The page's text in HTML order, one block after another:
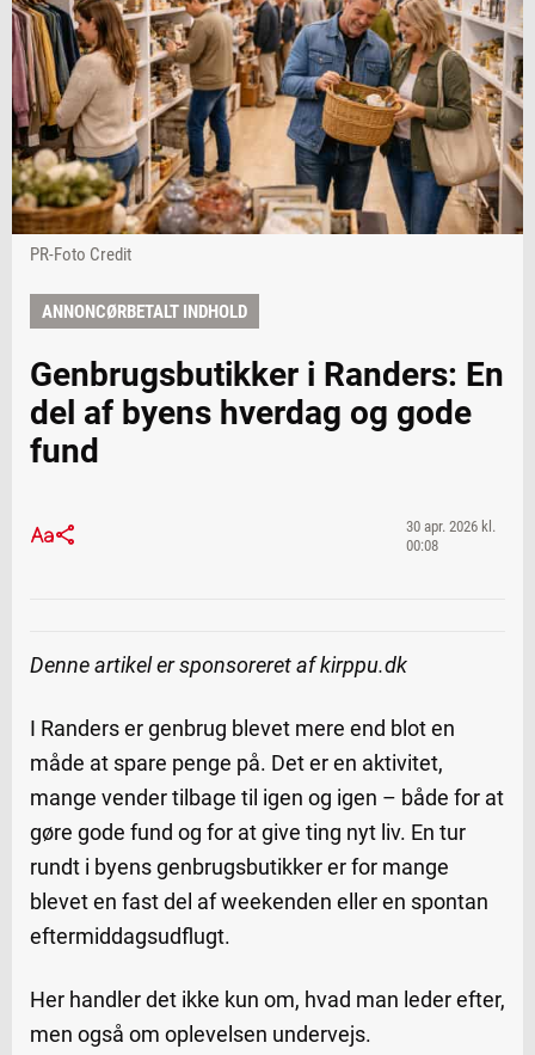
PR-Foto Credit
ANNONCØRBETALT INDHOLD
Genbrugsbutikker i Randers: En
del af byens hverdag og gode
fund
30 apr. 2026 kl.
00:08
Denne artikel er sponsoreret af kirppu.dk
I Randers er genbrug blevet mere end blot en
måde at spare penge på. Det er en aktivitet,
mange vender tilbage til igen og igen – både for at
gøre gode fund og for at give ting nyt liv. En tur
rundt i byens genbrugsbutikker er for mange
blevet en fast del af weekenden eller en spontan
eftermiddagsudflugt.
Her handler det ikke kun om, hvad man leder efter,
men også om oplevelsen undervejs.